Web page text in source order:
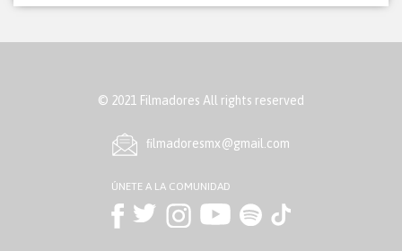
© 2021 Filmadores All rights reserved
ﬁlmadoresmx@gmail.com
ÚNETE A LA COMUNIDAD